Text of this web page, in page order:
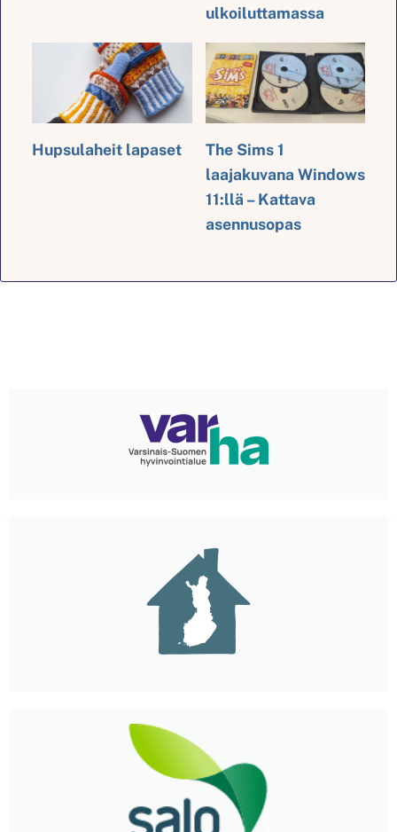
ulkoiluttamassa
Hupsulaheit lapaset
The Sims 1
laajakuvana Windows
11:llä – Kattava
asennusopas